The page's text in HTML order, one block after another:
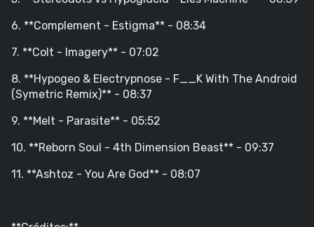
6. **Complement - Estigma** - 08:34
7. **Colt - Imagery** - 07:02
8. **Hypogeo & Electrypnose - F__K With The Android
(Symetric Remix)** - 08:37
9. **Melt - Parasite** - 05:52
10. **Reborn Soul - 4th Dimension Beast** - 09:37
11. **Ashtoz - You Are God** - 08:07